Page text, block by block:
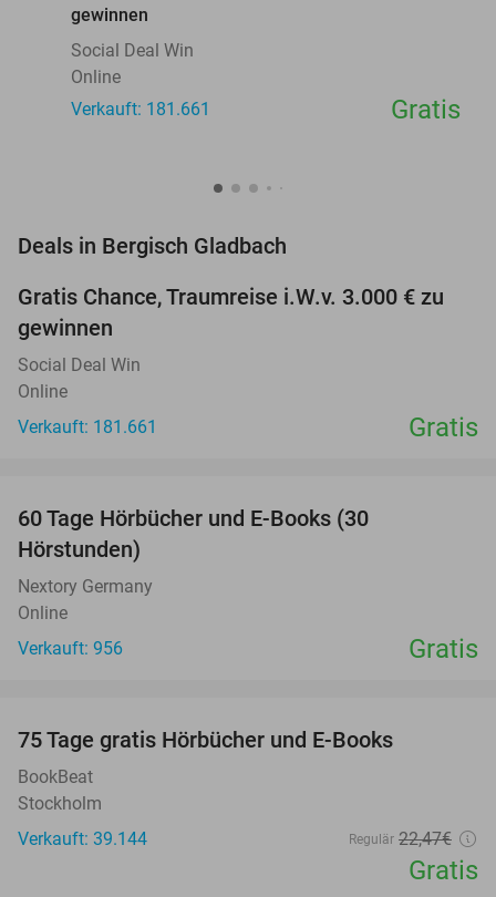
gewinnen
Social Deal Win
Online
Verkauft: 181.661
Gratis
Deals in Bergisch Gladbach
Gratis Chance, Traumreise i.W.v. 3.000 € zu
gewinnen
Social Deal Win
Online
Verkauft: 181.661
Gratis
60 Tage Hörbücher und E-Books (30
Hörstunden)
Nextory Germany
Online
Verkauft: 956
Gratis
75 Tage gratis Hörbücher und E-Books
BookBeat
Stockholm
Verkauft: 39.144
Regulär 22,47€
Gratis